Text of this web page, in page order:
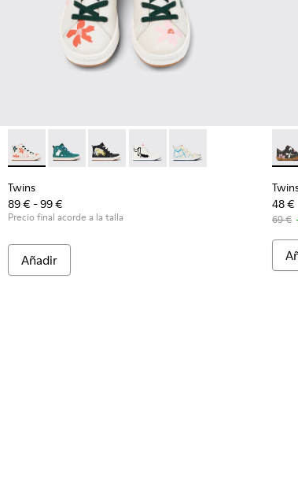
para niños.
015
- K900150-012
Twins - K900150-011
Twins - K900150-004
Twins - K900150-002
Twins - K900150-001
Twins - K900261-012 - Sneaker botín de piel
Twins - K900261-013
Twins - K900261-010
Twins - K900261-009
Twins - K900261-008
Twins
89 € - 99 €
Precio final acorde a la talla
Añadir
48 €
69 €